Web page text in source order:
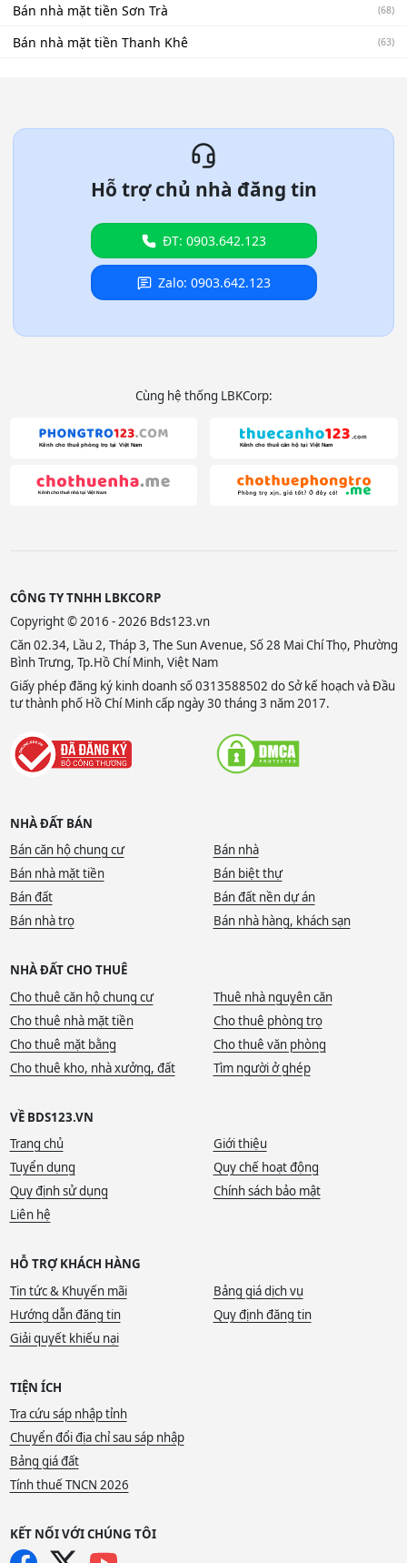
Bán nhà mặt tiền Sơn Trà (68)
Bán nhà mặt tiền Thanh Khê (63)
Hỗ trợ chủ nhà đăng tin
ĐT: 0903.642.123
Zalo: 0903.642.123
Cùng hệ thống LBKCorp:
CÔNG TY TNHH LBKCORP
Copyright © 2016 - 2026 Bds123.vn
Căn 02.34, Lầu 2, Tháp 3, The Sun Avenue, Số 28 Mai Chí Thọ, Phường
Bình Trưng, Tp.Hồ Chí Minh, Việt Nam
Giấy phép đăng ký kinh doanh số 0313588502 do Sở kế hoạch và Đầu
tư thành phố Hồ Chí Minh cấp ngày 30 tháng 3 năm 2017.
NHÀ ĐẤT BÁN
Bán căn hộ chung cư
Bán nhà
Bán nhà mặt tiền
Bán biệt thự
Bán đất
Bán đất nền dự án
Bán nhà trọ
Bán nhà hàng, khách sạn
NHÀ ĐẤT CHO THUÊ
Cho thuê căn hộ chung cư
Thuê nhà nguyên căn
Cho thuê nhà mặt tiền
Cho thuê phòng trọ
Cho thuê mặt bằng
Cho thuê văn phòng
Cho thuê kho, nhà xưởng, đất
Tìm người ở ghép
VỀ BDS123.VN
Trang chủ
Giới thiệu
Tuyển dụng
Quy chế hoạt động
Quy định sử dụng
Chính sách bảo mật
Liên hệ
HỖ TRỢ KHÁCH HÀNG
Tin tức & Khuyến mãi
Bảng giá dịch vụ
Hướng dẫn đăng tin
Quy định đăng tin
Giải quyết khiếu nại
TIỆN ÍCH
Tra cứu sáp nhập tỉnh
Chuyển đổi địa chỉ sau sáp nhập
Bảng giá đất
Tính thuế TNCN 2026
KẾT NỐI VỚI CHÚNG TÔI